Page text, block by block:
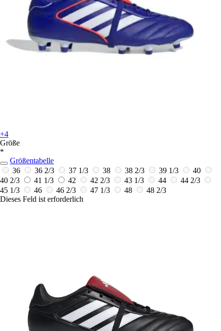
+4
Größe
*
Größentabelle
36
36 2/3 37 1/3 38 38 2/3 39 1/3
40
40 2/3
41 1/3 42 42 2/3 43 1/3 44
44 2/3
45 1/3
46 46 2/3 47 1/3 48
48 2/3
Dieses Feld ist erforderlich